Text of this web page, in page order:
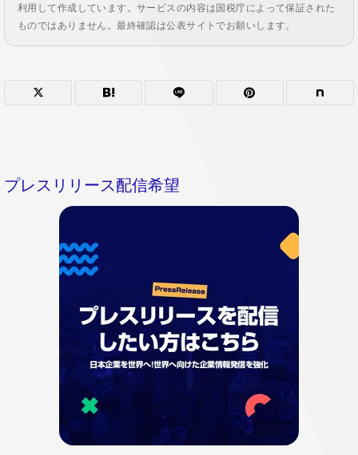
利用して作成しています。サービスの内容は国税庁によって保証された
ものではありません。最終確認は公表サイトでお願いします。
プレスリリース配信希望